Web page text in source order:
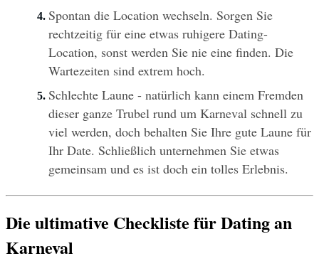
Spontan die Location wechseln. Sorgen Sie
rechtzeitig für eine etwas ruhigere Dating-
Location, sonst werden Sie nie eine finden. Die
Wartezeiten sind extrem hoch.
Schlechte Laune - natürlich kann einem Fremden
dieser ganze Trubel rund um Karneval schnell zu
viel werden, doch behalten Sie Ihre gute Laune für
Ihr Date. Schließlich unternehmen Sie etwas
gemeinsam und es ist doch ein tolles Erlebnis.
Die ultimative Checkliste für Dating an
Karneval